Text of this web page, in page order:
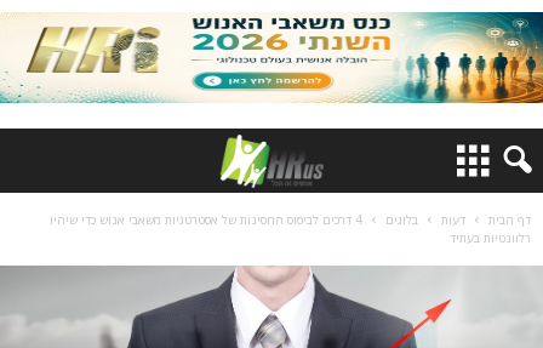
דף הבית דעות בלוגים
4 דרכים לביסוס החסינות של אסטרטגיות משאבי אנוש כדי שיהיו
רלוונטיות בעתיד